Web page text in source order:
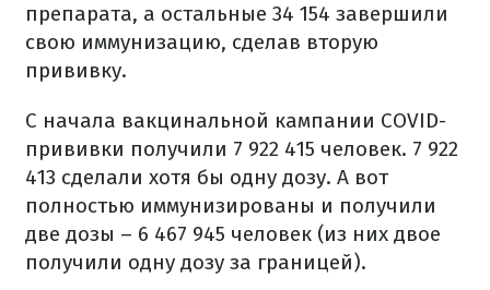
препарата, а остальные 34 154 завершили
свою иммунизацию, сделав вторую
прививку.
С начала вакцинальной кампании COVID-
прививки получили 7 922 415 человек. 7 922
413 сделали хотя бы одну дозу. А вот
полностью иммунизированы и получили
две дозы – 6 467 945 человек (из них двое
получили одну дозу за границей).